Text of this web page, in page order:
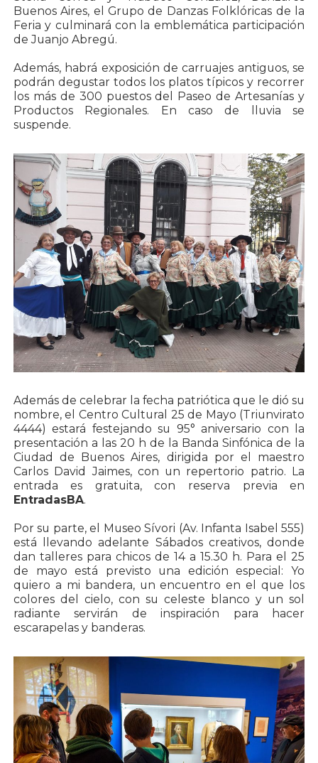
Buenos Aires, el Grupo de Danzas Folklóricas de la
Feria y culminará con la emblemática participación
de Juanjo Abregú.
Además, habrá exposición de carruajes antiguos, se
podrán degustar todos los platos típicos y recorrer
los más de 300 puestos del Paseo de Artesanías y
Productos Regionales. En caso de lluvia se
suspende.
Además de celebrar la fecha patriótica que le dió su
nombre, el Centro Cultural 25 de Mayo (Triunvirato
4444) estará festejando su 95° aniversario con la
presentación a las 20 h de la Banda Sinfónica de la
Ciudad de Buenos Aires, dirigida por el maestro
Carlos David Jaimes, con un repertorio patrio. La
entrada es gratuita, con reserva previa en
EntradasBA.
Por su parte, el Museo Sívori (Av. Infanta Isabel 555)
está llevando adelante Sábados creativos, donde
dan talleres para chicos de 14 a 15.30 h. Para el 25
de mayo está previsto una edición especial: Yo
quiero a mi bandera, un encuentro en el que los
colores del cielo, con su celeste blanco y un sol
radiante servirán de inspiración para hacer
escarapelas y banderas.